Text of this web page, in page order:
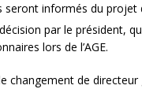
seront informés du
par le président,
lors de l’AGE.
changement de